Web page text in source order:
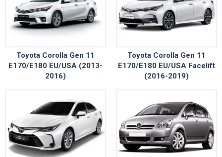
Toyota Corolla Gen 11
E170/E180 EU/USA (2013-
2016)
Toyota Corolla Gen 11
E170/E180 EU/USA Facelift
(2016-2019)